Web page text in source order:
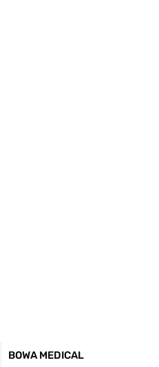
BOWA MEDICAL